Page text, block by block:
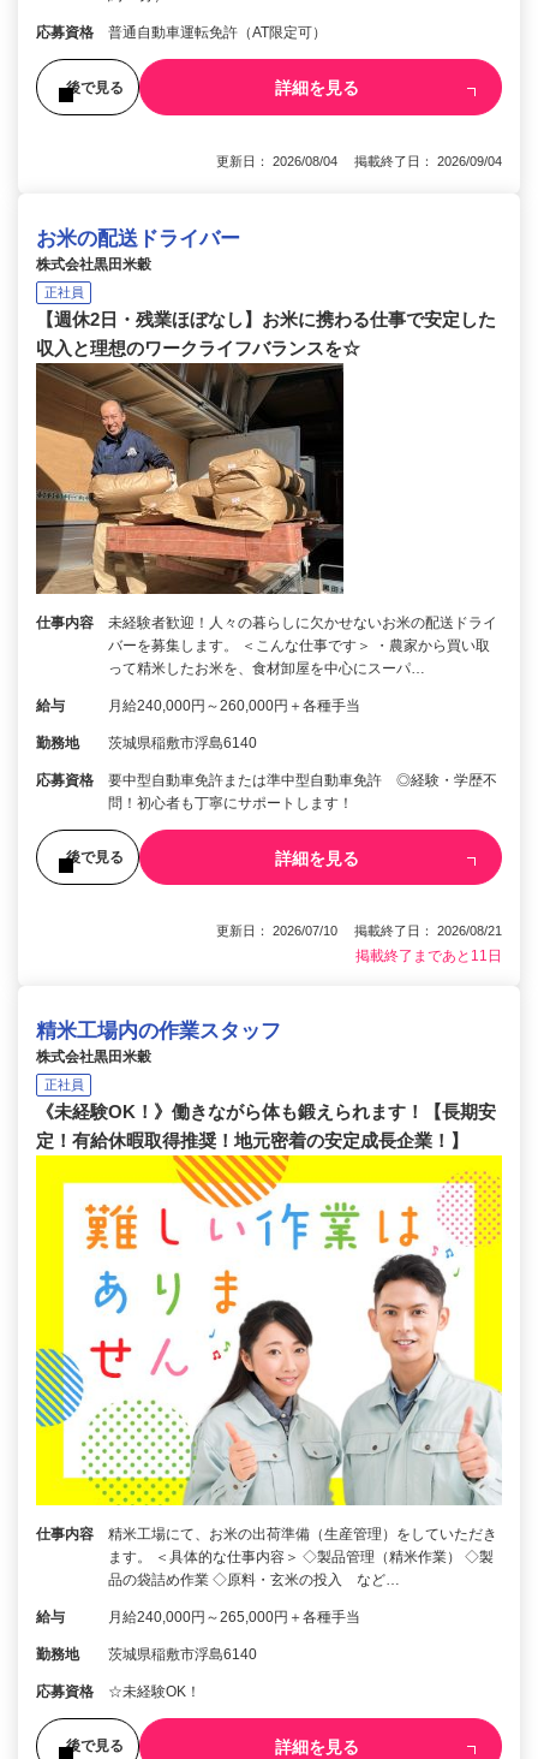
応募資格 普通自動車運転免許（AT限定可）
後で見る 詳細を見る
更新日： 2026/08/04 掲載終了日： 2026/09/04
お米の配送ドライバー
株式会社黒田米穀
正社員
【週休2日・残業ほぼなし】お米に携わる仕事で安定した
収入と理想のワークライフバランスを☆
仕事内容
未経験者歓迎！人々の暮らしに欠かせないお米の配送ドライ
バーを募集します。 ＜こんな仕事です＞ ・農家から買い取
って精米したお米を、食材卸屋を中心にスーパ…
給与 月給240,000円～260,000円＋各種手当
勤務地 茨城県稲敷市浮島6140
応募資格
要中型自動車免許または準中型自動車免許 ◎経験・学歴不
問！初心者も丁寧にサポートします！
後で見る 詳細を見る
更新日： 2026/07/10 掲載終了日： 2026/08/21
掲載終了まであと11日
精米工場内の作業スタッフ
株式会社黒田米穀
正社員
《未経験OK！》働きながら体も鍛えられます！【長期安
定！有給休暇取得推奨！地元密着の安定成長企業！】
仕事内容
精米工場にて、お米の出荷準備（生産管理）をしていただき
ます。 ＜具体的な仕事内容＞ ◇製品管理（精米作業） ◇製
品の袋詰め作業 ◇原料・玄米の投入 など…
給与 月給240,000円～265,000円＋各種手当
勤務地 茨城県稲敷市浮島6140
応募資格 ☆未経験OK！
後で見る 詳細を見る